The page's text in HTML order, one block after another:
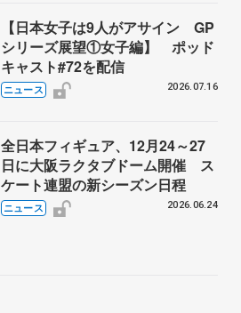
【日本女子は9人がアサイン GP
シリーズ展望①女子編】 ポッド
キャスト#72を配信
ニュース 2026.07.16
全日本フィギュア、12月24～27
日に大阪ラクタブドーム開催 ス
ケート連盟の新シーズン日程
ニュース 2026.06.24